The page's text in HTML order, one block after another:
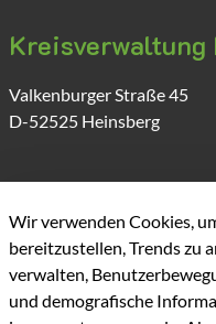
Kreisverwaltung
Valkenburger Straße45
D-52525 Heinsberg
Wir verwenden Cookies,
bereitzustellen, Trends zu
verwalten,
und demografische